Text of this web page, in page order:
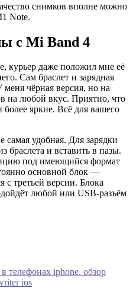
снимков вполне можно
Note.
с Mi Band 4
курьер даже положил мне её
Сам браслет и зарядная
чёрная версия, но на
на любой вкус. Приятно, что
более яркие. Всё для вашего
самая удобная. Для зарядки
браслета и вставить в пазы.
под имеющийся формат
основной блок —
с третьей версии. Блока
любой или USB-разъём
телефонах iphone. обзор
ios